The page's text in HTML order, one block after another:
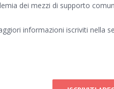
dei mezzi di supporto
informazioni iscriviti nella